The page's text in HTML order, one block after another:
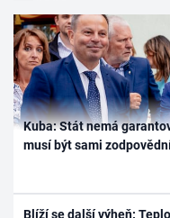
Kuba: Stát nemá
musí být sami
Blíží se další výheň: